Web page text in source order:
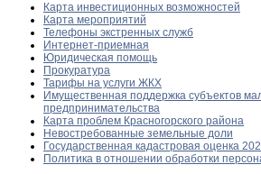
Карта инвестиционных возможностей
Карта мероприятий
Телефоны экстренных служб
Интернет-приемная
Юридическая помощь
Прокуратура
Тарифы на услуги ЖКХ
Имущественная поддержка субъектов
предпринимательства
Карта проблем Красногорского района
Невостребованные земельные доли
Государственная кадастровая оценка
Политика в отношении обработки